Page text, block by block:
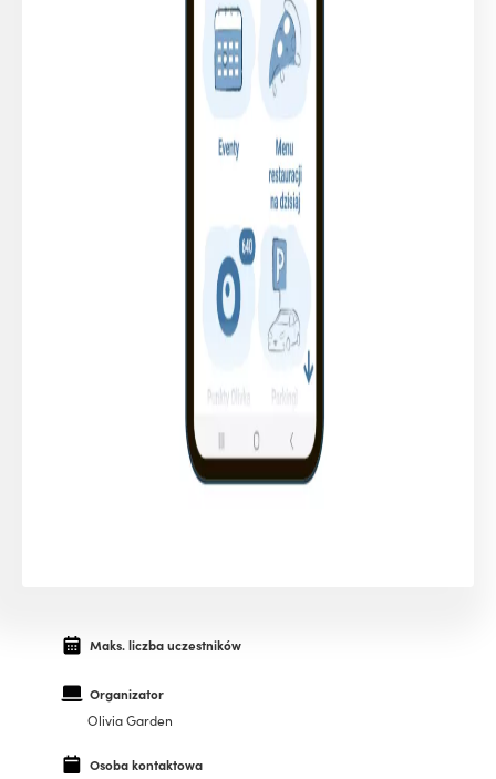
Maks. liczba uczestników
Organizator
Olivia Garden
Osoba kontaktowa